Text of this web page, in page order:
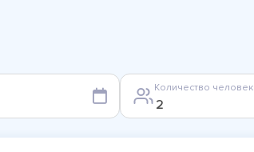
Количество человек